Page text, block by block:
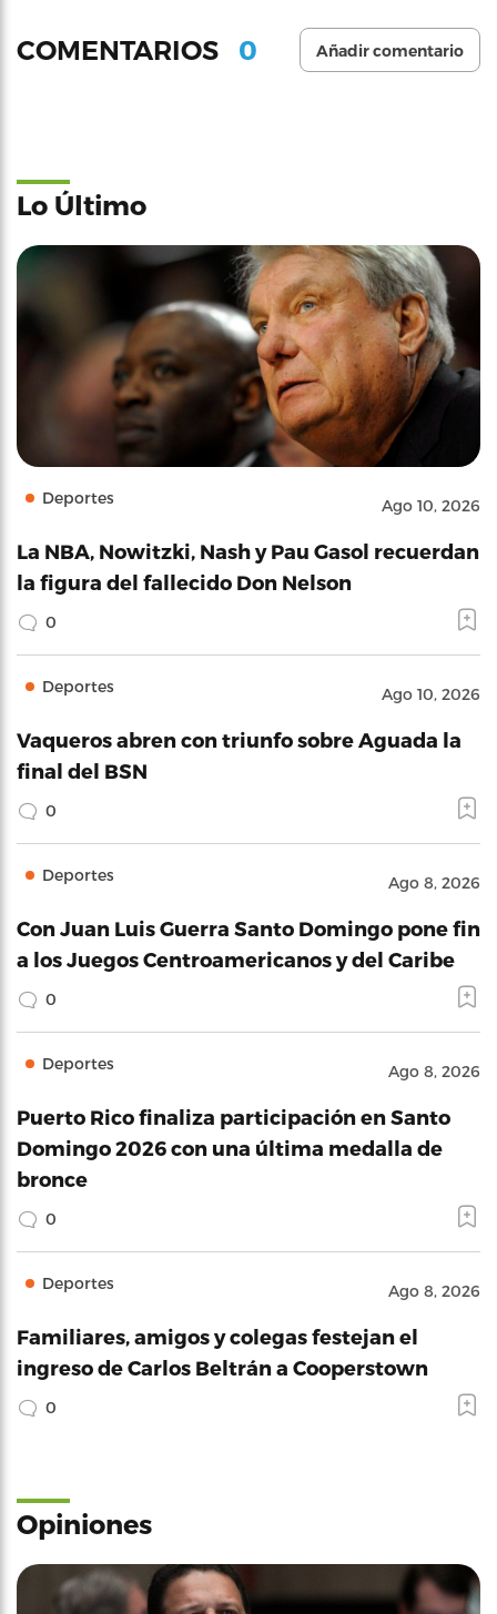
COMENTARIOS 0 Añadir comentario
Lo Último
Deportes Ago 10, 2026
La NBA, Nowitzki, Nash y Pau Gasol recuerdan
la figura del fallecido Don Nelson
0
Deportes Ago 10, 2026
Vaqueros abren con triunfo sobre Aguada la
final del BSN
0
Deportes Ago 8, 2026
Con Juan Luis Guerra Santo Domingo pone fin
a los Juegos Centroamericanos y del Caribe
0
Deportes Ago 8, 2026
Puerto Rico finaliza participación en Santo
Domingo 2026 con una última medalla de
bronce
0
Deportes Ago 8, 2026
Familiares, amigos y colegas festejan el
ingreso de Carlos Beltrán a Cooperstown
0
Opiniones